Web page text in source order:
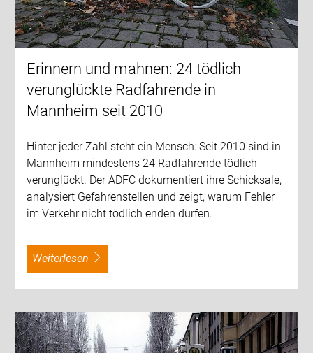
Erinnern und mahnen: 24 tödlich
verunglückte Radfahrende in
Mannheim seit 2010
Hinter jeder Zahl steht ein Mensch: Seit 2010 sind in
Mannheim mindestens 24 Radfahrende tödlich
verunglückt. Der ADFC dokumentiert ihre Schicksale,
analysiert Gefahrenstellen und zeigt, warum Fehler
im Verkehr nicht tödlich enden dürfen.
weiterlesen